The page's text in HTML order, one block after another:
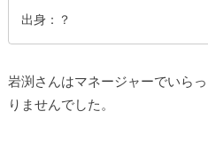
出身：？
岩渕さんはマネージャーでいら
りませんでした。